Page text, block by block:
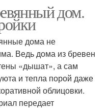
дом.
дома не
Ведь дома из бревен
«дышат», а сам
и тепла порой даже
облицовки.
передает